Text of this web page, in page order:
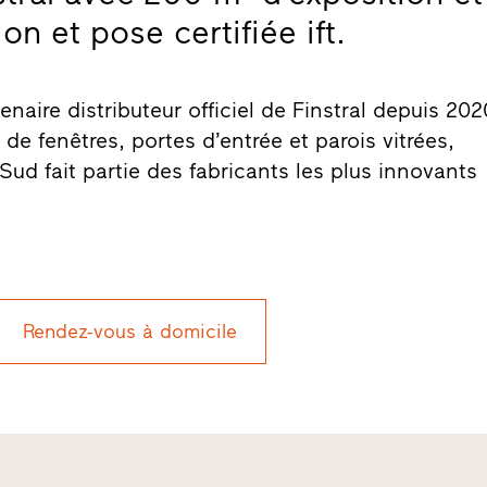
et pose certifiée ift.
distributeur officiel de Finstral depuis
fenêtres, portes d’entrée et parois vitrées,
fait partie des fabricants les plus innovants
Rendez-vous à domicile